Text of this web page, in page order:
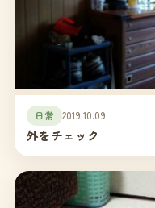
日常 2019.10.09
外をチェック